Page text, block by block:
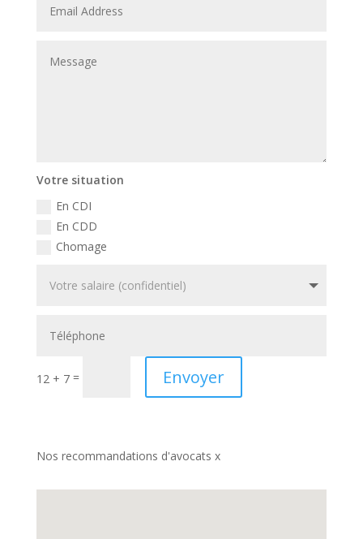
Votre situation
En CDI
En CDD
Chomage
12 + 7= Envoyer
Nos recommandations d'avocats x